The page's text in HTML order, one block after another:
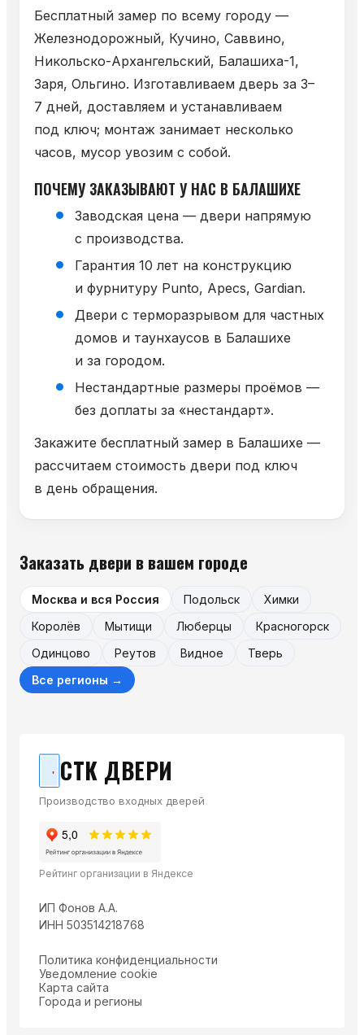
Бесплатный замер по всему городу —
Железнодорожный, Кучино, Саввино,
Никольско-Архангельский, Балашиха-1,
Заря, Ольгино. Изготавливаем дверь за 3–
7 дней, доставляем и устанавливаем
под ключ; монтаж занимает несколько
часов, мусор увозим с собой.
ПОЧЕМУ ЗАКАЗЫВАЮТ У НАС В БАЛАШИХЕ
Заводская цена — двери напрямую
с производства.
Гарантия 10 лет на конструкцию
и фурнитуру Punto, Apecs, Gardian.
Двери с терморазрывом для частных
домов и таунхаусов в Балашихе
и за городом.
Нестандартные размеры проёмов —
без доплаты за «нестандарт».
Закажите бесплатный замер в Балашихе —
рассчитаем стоимость двери под ключ
в день обращения.
Заказать двери в вашем городе
Москва и вся Россия Подольск
Химки
Королёв
Мытищи Люберцы
Красногорск
Одинцово
Реутов Видное
Тверь
Все регионы →
СТК ДВЕРИ
Производство входных дверей
Рейтинг организации в Яндексе
ИП Фонов А.А.
ИНН 503514218768
Политика конфиденциальности
Уведомление cookie
Карта сайта
Города и регионы